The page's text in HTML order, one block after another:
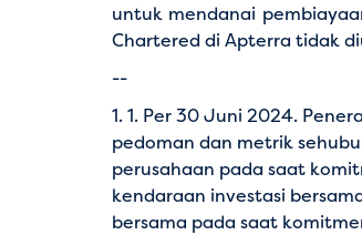
untuk mendanai
Chartered di Apterra tidak
--
1. 1. Per 30 Juni 2024.
pedoman dan metrik
perusahaan pada saat
kendaraan investasi
bersama pada saat